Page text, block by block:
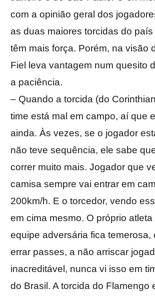
com a opinião geral dos
as duas maiores torcidas do
têm mais força. Porém, na visão
Fiel leva vantagem num quesito
a paciência.
– Quando a torcida (do
time está mal em campo, aí que
ainda. Às vezes, se o jogador
não teve sequência, ele sabe
correr muito mais. Jogador que
camisa sempre vai entrar em
200km/h. E o torcedor, vendo
em cima mesmo. O próprio
equipe adversária fica temerosa,
errar passes, a não arriscar
inacreditável, nunca vi isso em
do Brasil. A torcida do Flamengo